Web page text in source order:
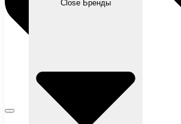
Close Бренды